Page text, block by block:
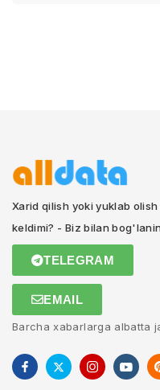
Xarid qilish yoki yuklab
keldimi? - Biz bilan
TELEGRAM
EMAIL
Barcha xabarlarga albatta